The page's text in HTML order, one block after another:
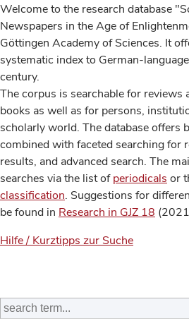
Welcome to the research database
Newspapers in the Age of
Göttingen Academy of Sciences. It
systematic index to German-
century.
The corpus is searchable for reviews
books as well as for persons,
scholarly world. The database offers
combined with faceted searching for
results, and advanced search. The
searches via the list ofperiodicals or
classification. Suggestions for
be found in Research in GJZ 18
Hilfe / Kurztipps zur Suche